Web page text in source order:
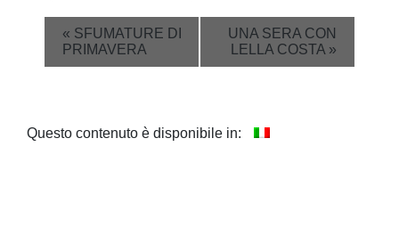
Event
Navigation
« SFUMATURE DI
PRIMAVERA
UNA SERA CON
LELLA COSTA »
Questo contenuto è disponibile in: